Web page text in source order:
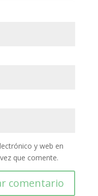
y web en
que comente.